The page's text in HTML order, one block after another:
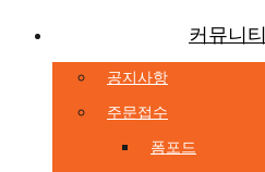
커뮤니티
공지사항
주문접수
폼포드